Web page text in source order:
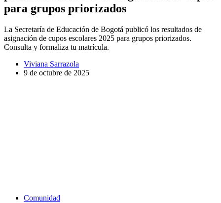
para grupos priorizados
La Secretaría de Educación de Bogotá publicó los resultados de
asignación de cupos escolares 2025 para grupos priorizados.
Consulta y formaliza tu matrícula.
Viviana Sarrazola
9 de octubre de 2025
Comunidad